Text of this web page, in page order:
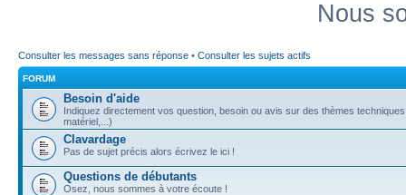
Nous
Consulter les messages sans réponse • Consulter les sujets actifs
FORUM
Besoin d'aide
Indiquez directement vos question, besoin ou avis sur des thèmes
matériel,...)
Clavardage
Pas de sujet précis alors écrivez le ici !
Questions de débutants
Osez, nous sommes à votre écoute !